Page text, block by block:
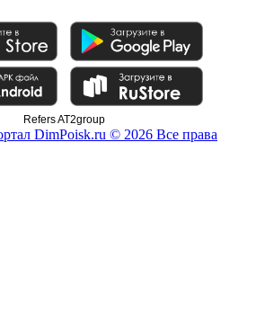
Refers AT2group
DimPoisk.ru © 2026 Все права